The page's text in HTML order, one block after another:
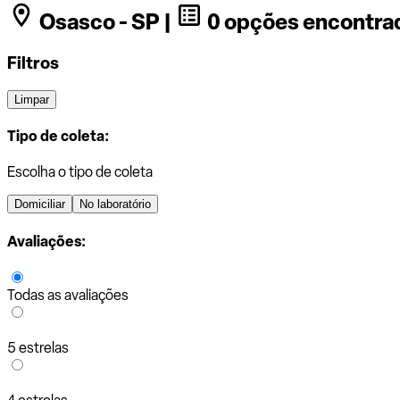
Osasco - SP | 0 opções
Filtros
Limpar
Tipo de coleta:
Escolha o tipo de coleta
Domiciliar No laboratório
Avaliações:
Todas as avaliações
5 estrelas